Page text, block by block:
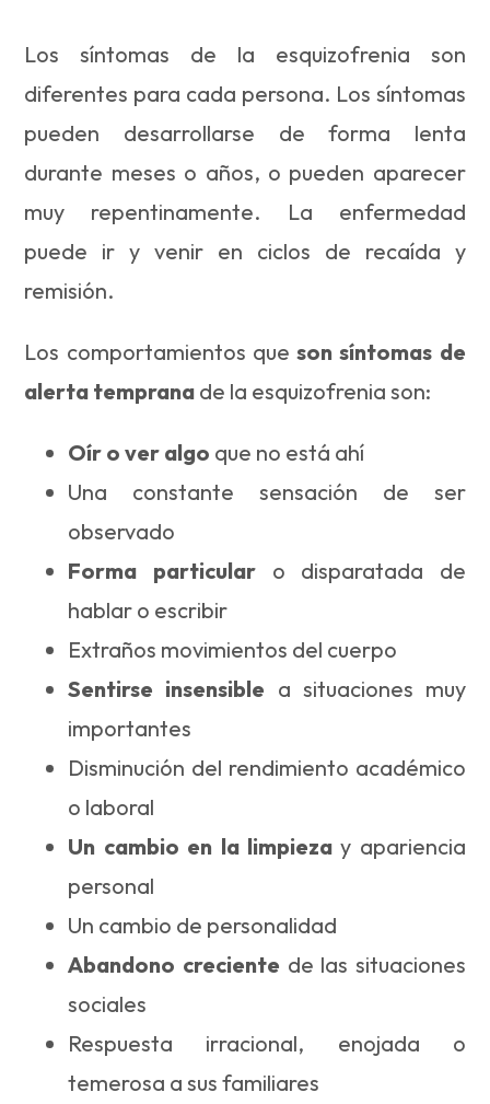
Los síntomas de la esquizofrenia son
diferentes para cada persona. Los síntomas
pueden desarrollarse de forma lenta
durante meses o años, o pueden aparecer
muy repentinamente. La enfermedad
puede ir y venir en ciclos de recaída y
remisión.
Los comportamientos queson síntomas de
alerta temprana de la esquizofrenia son:
Oír o ver algo que no está ahí
Una constante sensación de ser
observado
Forma particularo disparatada de
hablar o escribir
Extraños movimientos del cuerpo
Sentirse insensible a situaciones muy
importantes
Disminución del rendimiento académico
o laboral
Un cambio en la limpiezay apariencia
personal
Un cambio de personalidad
Abandono creciente de las situaciones
sociales
Respuesta irracional, enojada o
temerosa a sus familiares